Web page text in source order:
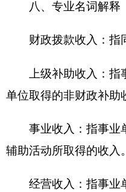
对附属单位补助支出：
的因公出国（境）费、公务
务接待费。其中，因公出国
培训费等支出；公务用车购
务用车购置费及租用费、燃
反映单位按规定开支的各类